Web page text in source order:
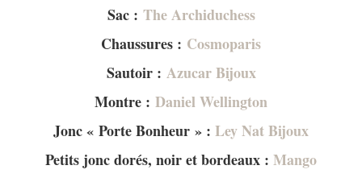
Sac : The Archiduchess
Chaussures : Cosmoparis
Sautoir : Azucar Bijoux
Montre : Daniel Wellington
Jonc « Porte Bonheur » : Ley Nat Bijoux
Petits jonc dorés, noir et bordeaux : Mango